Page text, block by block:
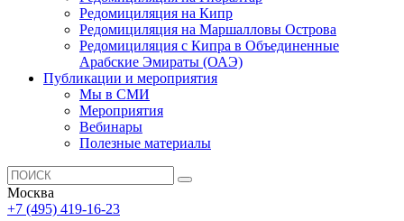
Редомициляция на Кипр
Редомициляция на Маршалловы Острова
Редомициляция с Кипра в Объединенные
Арабские Эмираты (ОАЭ)
Публикации и мероприятия
Мы в СМИ
Мероприятия
Вебинары
Полезные материалы
Москва
+7 (495) 419-16-23